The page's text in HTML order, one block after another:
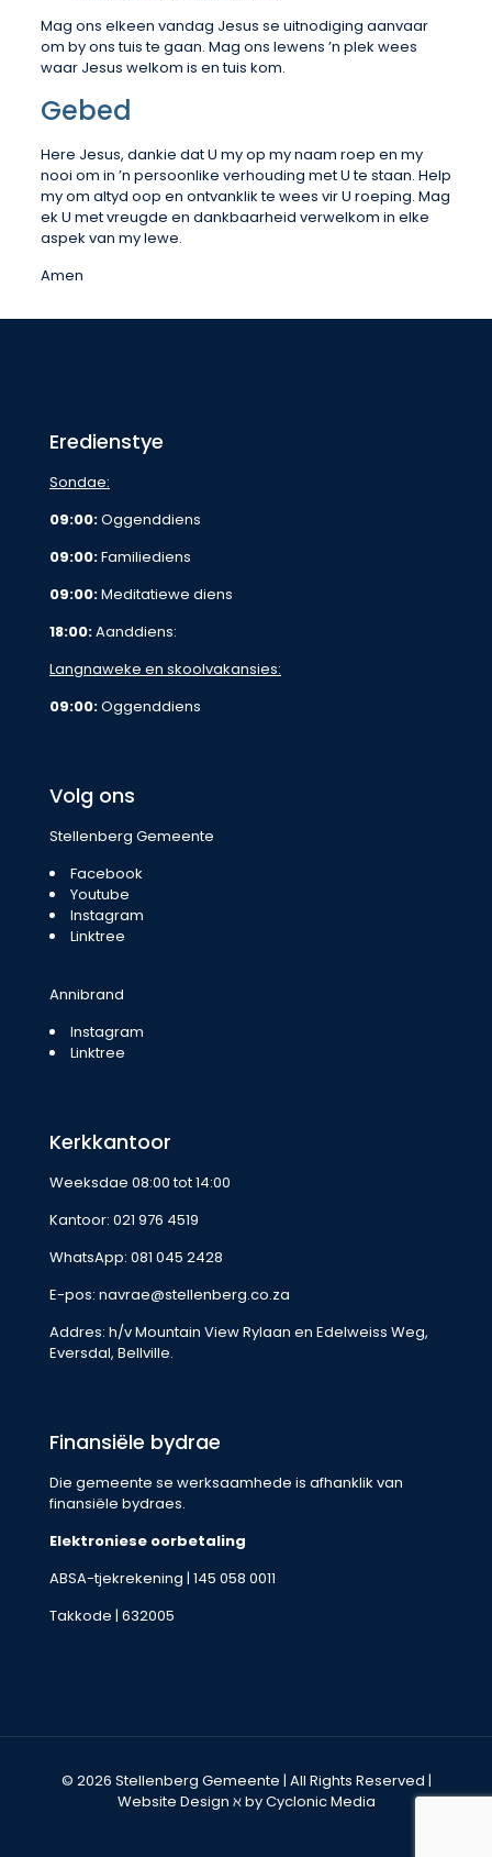
Mag ons elkeen vandag Jesus se uitnodiging aanvaar
om by ons tuis te gaan. Mag ons lewens ’n plek wees
waar Jesus welkom is en tuis kom.
Gebed
Here Jesus, dankie dat U my op my naam roep en my
nooi om in ’n persoonlike verhouding met U te staan. Help
my om altyd oop en ontvanklik te wees vir U roeping. Mag
ek U met vreugde en dankbaarheid verwelkom in elke
aspek van my lewe.
Amen
Eredienstye
Sondae:
09:00:Oggenddiens
09:00:Familiediens
09:00:Meditatiewe diens
18:00:Aanddiens:
Langnaweke en skoolvakansies:
09:00:Oggenddiens
Volg ons
Stellenberg Gemeente
Facebook
Youtube
Instagram
Linktree
Annibrand
Instagram
Linktree
Kerkkantoor
Weeksdae 08:00 tot 14:00
Kantoor: 021 976 4519
WhatsApp: 081 045 2428
E-pos: navrae@stellenberg.co.za
Addres: h/v Mountain View Rylaan en Edelweiss Weg,
Eversdal, Bellville.
Finansiële bydrae
Die gemeente se werksaamhede is afhanklik van
finansiële bydraes.
Elektroniese oorbetaling
ABSA-tjekrekening | 145 058 0011
Takkode | 632005
© 2026 Stellenberg Gemeente | All Rights Reserved |
Website Design ℵ by Cyclonic Media